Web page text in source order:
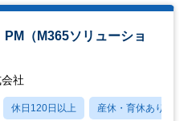
（M365ソリューショ
社
休日120日以上 産休・育休あり